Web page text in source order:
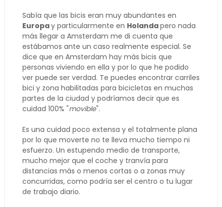
Sabía que las bicis eran muy abundantes en
Europay particularmente en Holandapero nada
más llegar a Amsterdam me di cuenta que
estábamos ante un caso realmente especial. Se
dice que en Amsterdam hay más bicis que
personas viviendo en ella y por lo que he podido
ver puede ser verdad. Te puedes encontrar carriles
bici y zona habilitadas para bicicletas en muchas
partes de la ciudad y podríamos decir que es
cuidad 100% "movible".
Es una cuidad poco extensa y el totalmente plana
por lo que moverte no te lleva mucho tiempo ni
esfuerzo. Un estupendo medio de transporte,
mucho mejor que el coche y tranvía para
distancias más o menos cortas o a zonas muy
concurridas, como podría ser el centro o tu lugar
de trabajo diario.